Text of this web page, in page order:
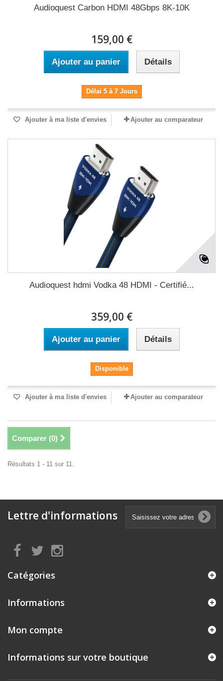
Audioquest Carbon HDMI 48Gbps 8K-10K
159,00 €
Ajouter au panier Détails
Délai 5 à 7 Jours
Ajouter à ma liste d'envies Ajouter au comparateur
Audioquest hdmi Vodka 48 HDMI - Certifié...
359,00 €
Ajouter au panier Détails
Disponible
Ajouter à ma liste d'envies Ajouter au comparateur
Comparer (0)
Résultats 1 - 11 sur 11.
Lettre d'informations
Catégories
Informations
Mon compte
Informations sur votre boutique